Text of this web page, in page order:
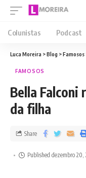
Colunistas Podcast
Luca Moreira >Blog >Famosos
FAMOSOS
Bella Falconi
da filha
Published dezembro 20,
Share